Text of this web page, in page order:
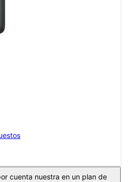
cuenta nuestra en un plan de